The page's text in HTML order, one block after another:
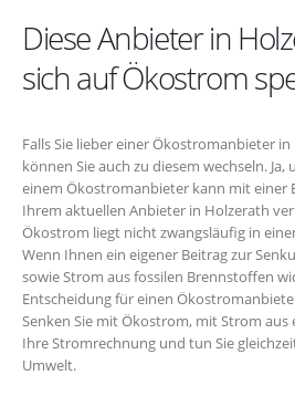
Diese Anbieter in
sich auf Ökostrom
Falls Sie lieber einer Ökostromanbieter
können Sie auch zu diesem wechseln. Ja,
einem Ökostromanbieter kann mit einer
Ihrem aktuellen Anbieter in Holzerath
Ökostrom liegt nicht zwangsläufig in
Wenn Ihnen ein eigener Beitrag zur
sowie Strom aus fossilen Brennstoffen
Entscheidung für einen
Senken Sie mit Ökostrom, mit Strom aus
Ihre Stromrechnung und tun Sie
Umwelt.